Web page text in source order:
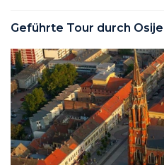
Geführte Tour durch